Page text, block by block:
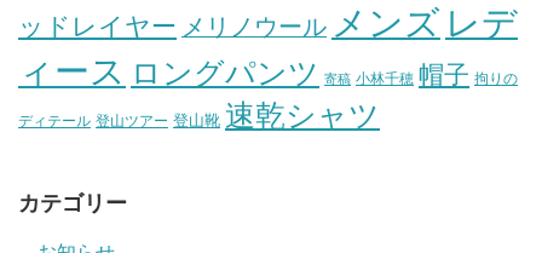
ッドレイヤー メリノウール メンズ レデ
ィース ロングパンツ 寄稿 小林千穂 帽子 拘りの
ディテール 登山ツアー 登山靴 速乾シャツ
カテゴリー